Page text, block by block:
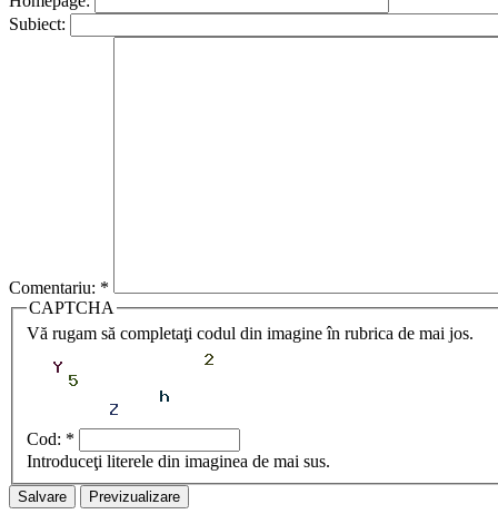
Subiect:
Comentariu: *
CAPTCHA
Vă rugam să completaţi codul din imagine în rubrica de mai jos.
Cod: *
Introduceţi literele din imaginea de mai sus.